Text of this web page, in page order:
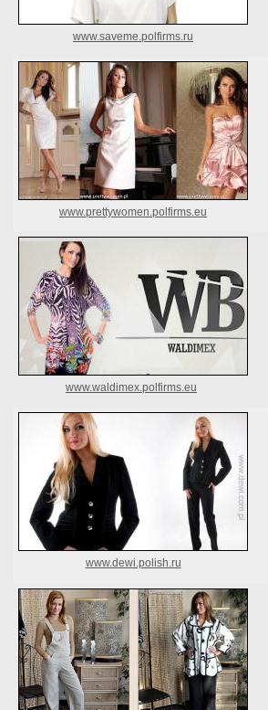
www.saveme.polfirms.ru
www.prettywomen.polfirms.eu
www.waldimex.po lfirms.eu
www.dewi.polish.ru